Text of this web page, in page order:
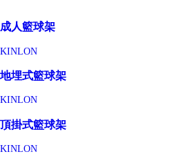
成人籃球架
KINLON
地埋式籃球架
KINLON
頂掛式籃球架
KINLON